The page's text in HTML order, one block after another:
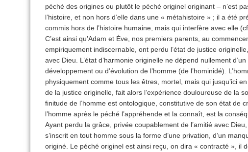
péché des origines ou plutôt le péché originel originant – n’est
l’histoire, et non hors d’elle dans une « métahistoire » ; il a été
commis hors de l’histoire humaine, mais qui interfère avec elle
C’est ainsi qu’Adam et Ève, nos premiers parents, au
empiriquement indiscernable, ont perdu l’état de justice
avec Dieu. L’état d’harmonie originelle ne dépend nullement
développement ou d’évolution de l’homme (de l’hominidé).
physiquement comme tous les êtres, mortel, mais qui jusqu’ici
de la justice originelle, fait alors l’expérience douloureuse de la
finitude de l’homme est ontologique, constitutive de son état de
l’homme après le péché l’appréhende et la connaît, est la
Ayant perdu la grâce, privée coupablement de l’amitié avec
s’inscrit en tout homme sous la forme d’une privation, d’un
originé. Le péché originel est ainsi reçu, on dira « contracté », il